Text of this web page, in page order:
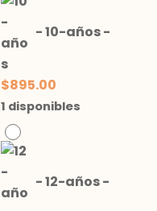
-10-años-
$895.00
1 disponibles
-12-años-